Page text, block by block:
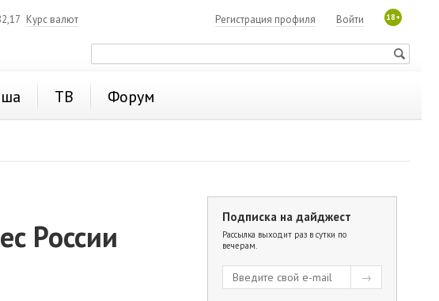
Курс валют 18+
Войти
Регистрация профиля
ТВ Форум
России
Подписка на дайджест
Рассылка выходит раз в сутки по
вечерам.